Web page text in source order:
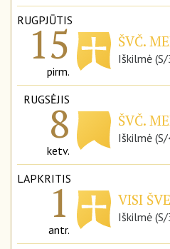
RUGPJŪTIS
15
pirm.
ŠVČ.
Iškilmė (S/
RUGSĖJIS
8
ketv.
ŠVČ.
Iškilmė (S/
LAPKRITIS
1
antr.
VISI
Iškilmė (S/